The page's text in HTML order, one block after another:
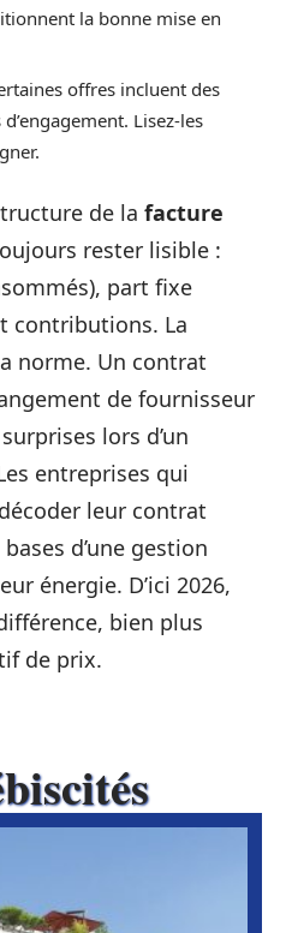
la bonne mise en
offres incluent des
Lisez-les
de la facture
rester lisible :
part fixe
contributions. La
norme. Un contrat
de fournisseur
lors d’un
entreprises qui
leur contrat
d’une gestion
énergie. D’ici 2026,
bien plus
de prix.